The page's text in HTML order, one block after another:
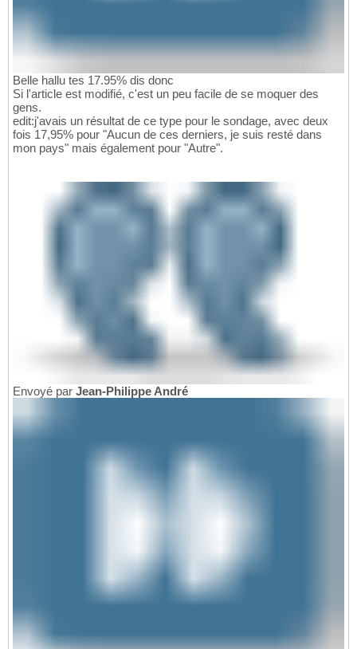
Belle hallu tes 17.95% dis donc
Si l'article est modifié, c'est un peu facile de se moquer des
gens.
edit:j'avais un résultat de ce type pour le sondage, avec deux
fois 17,95% pour "Aucun de ces derniers, je suis resté dans
mon pays" mais également pour "Autre".
Envoyé par Jean-Philippe André